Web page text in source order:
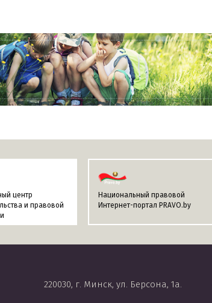
центр
и правовой
Национальный правовой
Интернет-портал PRAVO.by
220030, г. Минск, ул. Берсона, 1а.